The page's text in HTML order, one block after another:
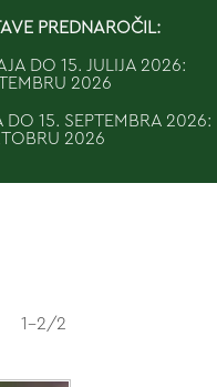
PREDNAROČIL:
DO 15. JULIJA 2026:
2026
15. SEPTEMBRA 2026:
2026
1-2/2